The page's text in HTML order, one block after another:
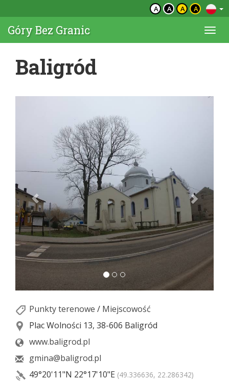
A A A A
Góry Bez Granic
Baligród
Punkty terenowe / Miejscowość
Plac Wolności 13, 38-606 Baligród
www.baligrod.pl
gmina@baligrod.pl
49°20'11"N 22°17'10"E (49.336636, 22.286342)